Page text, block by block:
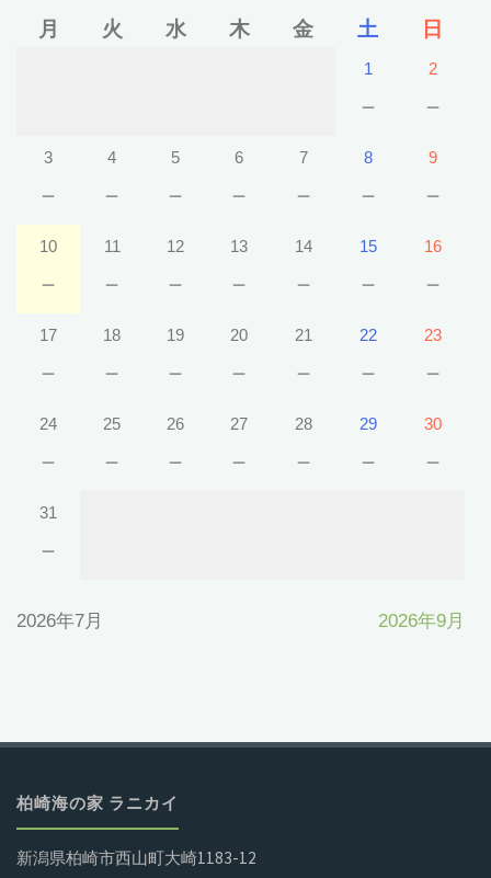
月 火 水 木 金 土 日
1
－
2
－
3
－
4
－
5
－
6
－
7
－
8
－
9
－
10
－
11
－
12
－
13
－
14
－
15
－
16
－
17
－
18
－
19
－
20
－
21
－
22
－
23
－
24
－
25
－
26
－
27
－
28
－
29
－
30
－
31
－
2026年7月 2026年9月
柏崎海の家 ラニカイ
新潟県柏崎市西山町大崎1183-12